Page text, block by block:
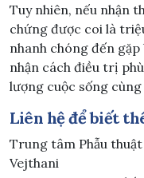
Tuy nhiên, nếu nhận
chứng được coi là
nhanh chóng đến
nhận cách điều trị
lượng cuộc sống
Liên hệ để biết
Trung tâm Phẫu thuật
Vejthani